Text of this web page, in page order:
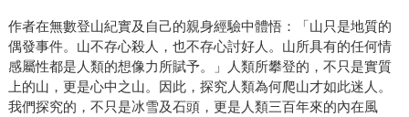
作者在無數登山紀實及自己的親身經驗中體悟：「山只是地質的
偶發事件。山不存心殺人，也不存心討好人。山所具有的任何情
感屬性都是人類的想像力所賦予。」人類所攀登的，不只是實質
上的山，更是心中之山。因此，探究人類為何爬山才如此迷人。
我們探究的，不只是冰雪及石頭，更是人類三百年來的內在風